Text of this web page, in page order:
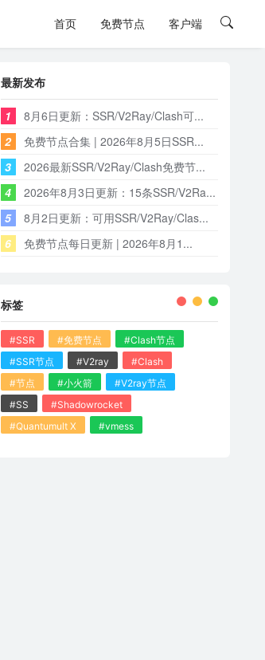
首页 免费节点 客户端
最新发布
1
8月6日更新：SSR/V2Ray/Clash可...
2
免费节点合集 | 2026年8月5日SSR...
3
2026最新SSR/V2Ray/Clash免费节...
4
2026年8月3日更新：15条SSR/V2Ra...
5
8月2日更新：可用SSR/V2Ray/Clas...
6
免费节点每日更新 | 2026年8月1...
标签
#SSR #免费节点
#Clash节点
#SSR节点
#V2ray
#Clash
#节点
#小火箭
#V2ray节点
#SS
#Shadowrocket
#Quantumult X
#vmess